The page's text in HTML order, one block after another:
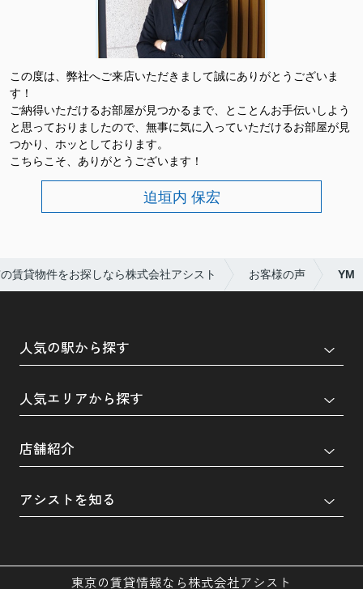
この度は、弊社へご来店いただきまして誠にありがとうございま
す！
ご納得いただけるお部屋が見つかるまで、とことんお手伝いしよう
と思っておりましたので、無事に気に入っていただけるお部屋が見
つかり、ホッとしております。
こちらこそ、ありがとうございます！
迫垣内 保宏
賃貸物件をお探しなら株式会社アシスト お客様の声 YM
人気の駅から探す
人気エリアから探す
店舗紹介
アシストを知る
東京の賃貸情報なら株式会社アシスト